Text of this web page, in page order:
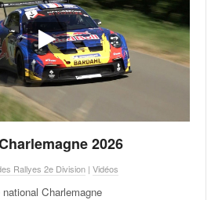
2026
Rallyes 2e Division | Vidéos
Charlemagne